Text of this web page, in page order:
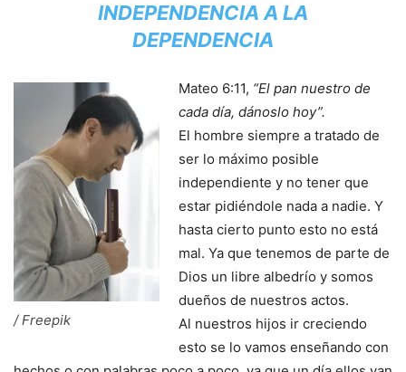
INDEPENDENCIA A LA
DEPENDENCIA
/ Freepik
Mateo 6:11, “El pan nuestro de
cada día, dánoslo hoy”.
El hombre siempre a tratado de
ser lo máximo posible
independiente y no tener que
estar pidiéndole nada a nadie. Y
hasta cierto punto esto no está
mal. Ya que tenemos de parte de
Dios un libre albedrío y somos
dueños de nuestros actos.
Al nuestros hijos ir creciendo
esto se lo vamos enseñando con